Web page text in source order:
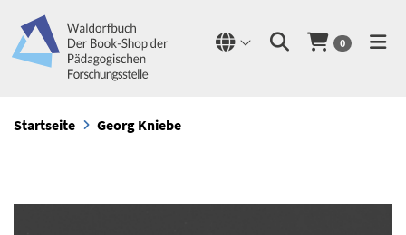
0
Startseite Georg Kniebe